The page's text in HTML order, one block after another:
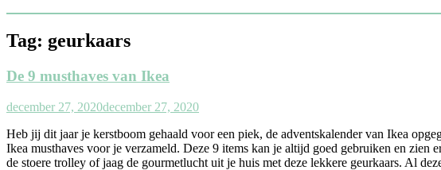
Tag: geurkaars
De 9 musthaves van Ikea
december 27, 2020december 27, 2020
Heb jij dit jaar je kerstboom gehaald voor een piek, de adventskalender van Ikea
Ikea musthaves voor je verzameld. Deze 9 items kan je altijd goed gebruiken en
de stoere trolley of jaag de gourmetlucht uit je huis met deze lekkere geurkaars. Al